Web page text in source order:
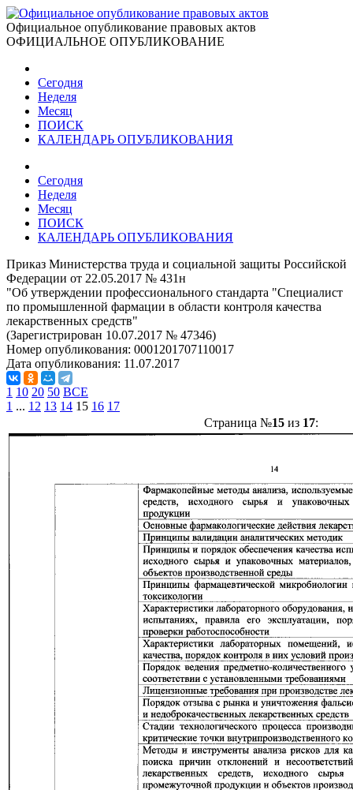
Официальное опубликование правовых актов
ОФИЦИАЛЬНОЕ ОПУБЛИКОВАНИЕ
Сегодня
Неделя
Месяц
ПОИСК
КАЛЕНДАРЬ ОПУБЛИКОВАНИЯ
Сегодня
Неделя
Месяц
ПОИСК
КАЛЕНДАРЬ ОПУБЛИКОВАНИЯ
Приказ Министерства труда и социальной защиты Российской
Федерации от 22.05.2017 № 431н
"Об утверждении профессионального стандарта "Специалист
по промышленной фармации в области контроля качества
лекарственных средств"
(Зарегистрирован 10.07.2017 № 47346)
Номер опубликования: 0001201707110017
Дата опубликования: 11.07.2017
1 10 20 50 ВСЕ
1 ... 12 13 14 15 16 17
Страница №15из 17: